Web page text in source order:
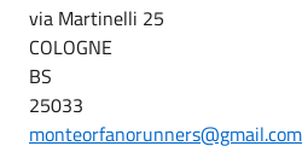
via Martinelli 25
COLOGNE
BS
25033
monteorfanorunners@gmail.com